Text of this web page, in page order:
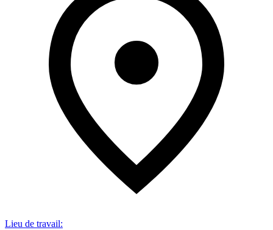
Lieu de travail: